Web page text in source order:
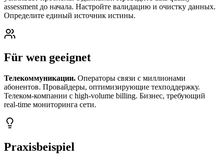
assessment до начала. Настройте валидацию и очистку данных.
Определите единый источник истины.
Für wen geeignet
Телекоммуникации. Операторы связи с миллионами
абонентов. Провайдеры, оптимизирующие техподдержку.
Телеком-компании с high-volume billing. Бизнес, требующий
real-time мониторинга сети.
Praxisbeispiel